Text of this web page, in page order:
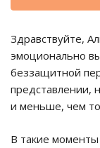
Здравствуйте,
эмоционально
беззащитной
представлении,
и меньше, чем
В такие